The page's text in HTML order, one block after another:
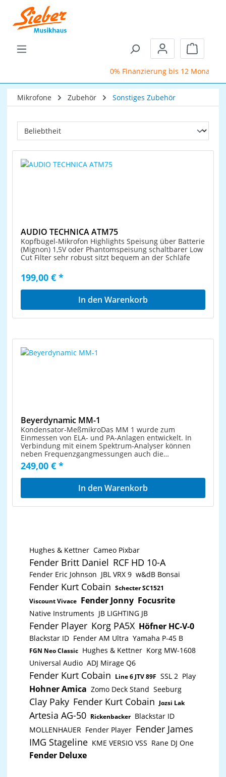
Zum Hauptinhalt springen
0% Finanzierung bis 12 Monate
Mikrofone Zubehör Sonstiges Zubehör
AUDIO TECHNICA ATM75
Kopfbügel-Mikrofon Highlights Speisung über Batterie
(Mignon) 1,5V oder Phantomspeisung schaltbarer Low
Cut Filter sehr robust sitzt bequem an der Schläfe
199,00 € *
In den Warenkorb
Beyerdynamic MM-1
Kondensator-MeßmikroDas MM 1 wurde zum
Einmessen von ELA- und PA-Anlagen entwickelt. In
Verbindung mit einem Spektrum-Analyser können
neben Frequenzgangmessungen auch die
Schalldruckpegel von Lautsprechern überwacht
werden. Bei der Untersuchung von Schallsignalen in
Forschung, Entwicklung und in der Industrie leistet
das MM 1 wertvolle Dienste.Dank des schlanken
Gehäuses mit der abgesetzten Mikrofonkapsel ist der
20000 Hz Phantomspeisung: 12 - 48 V trafosym. XLR-
Out Einmessen von Beschallungsanlagen,
Frequenzgangmessungen Nennimpedanz: 330 Ohm
Grenzschalldruckpegel: 128 dB
249,00 € *
In den Warenkorb
Hughes & Kettner Cameo Pixbar
Fender Britt Daniel RCF HD 10-A
Fender Eric Johnson JBL VRX 9 w&dB Bonsai
Fender Kurt Cobain Schecter SC1521
Viscount Vivace Fender Jonny Focusrite
Native Instruments JB LIGHTING JB
Fender Player Korg PA5X Höfner HC-V-0
Blackstar ID Fender AM Ultra Yamaha P-45 B
FGN Neo Classic Hughes & Kettner Korg MW-1608
Universal Audio ADJ Mirage Q6
Fender Kurt Cobain Line 6 JTV 89F SSL 2 Play
Hohner Amica Zomo Deck Stand Seeburg
Clay Paky Fender Kurt Cobain Jozsi Lak
Artesia AG-50 Rickenbacker Blackstar ID
MOLLENHAUER Fender Player Fender James
IMG Stageline KME VERSIO VSS Rane DJ One
Fender Deluxe